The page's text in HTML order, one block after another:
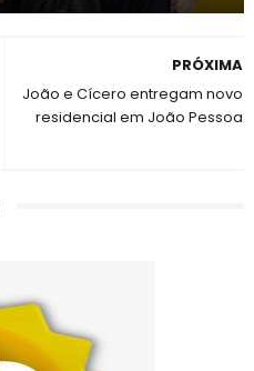
PRÓXIMA
João e Cícero entregam novo
residencial em João Pessoa